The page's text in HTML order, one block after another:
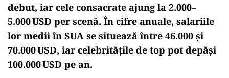
debut, iar cele consacrate ajung la 2.000–
5.000 USD per scenă. În cifre anuale, salariile
lor medii în SUA se situează între 46.000 și
70.000 USD, iar celebritățile de top pot depăși
100.000 USD pe an.